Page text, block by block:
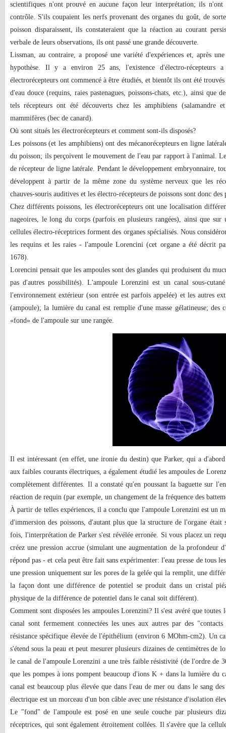
scientifiques n'ont prouvé en aucune façon leur interprétation; ils n'ont
contrôle. S'ils coupaient les nerfs provenant des organes du goût, de
poisson disparaissent, ils constateraient que la réaction au courant
verbale de leurs observations, ils ont passé une grande découverte.
Lissman, au contraire, a proposé une variété d'expériences et, après
hypothèse. Il y a environ 25 ans, l'existence d'électro-récepteurs
électrorécepteurs ont commencé à être étudiés, et bientôt ils ont été
d'eau douce (requins, raies pastenagues, poissons-chats, etc.), ainsi que
tels récepteurs ont été découverts chez les amphibiens (salamandre
mammifères (bec de canard).
Où sont situés les électrorécepteurs et comment sont-ils disposés?
Les poissons (et les amphibiens) ont des mécanorécepteurs en ligne
du poisson; ils perçoivent le mouvement de l'eau par rapport à l'animal.
de récepteur de ligne latérale. Pendant le développement embryonnaire,
développent à partir de la même zone du système nerveux que les
chauves-souris auditives et les électro-récepteurs de poissons sont donc des
Chez différents poissons, les électrorécepteurs ont une localisation
nageoires, le long du corps (parfois en plusieurs rangées), ainsi que sur
cellules électro-réceptrices forment des organes spécialisés. Nous
les requins et les raies - l'ampoule Lorencini (cet organe a été décrit
1678).
Lorencini pensait que les ampoules sont des glandes qui produisent du
pas d'autres possibilités). L'ampoule Lorenzini est un canal sous-
l'environnement extérieur (son entrée est parfois appelée) et les autres
(ampoule); la lumière du canal est remplie d'une masse gélatineuse; des
«fond» de l'ampoule sur une rangée.
Il est intéressant (en effet, une ironie du destin) que Parker, qui a d'abord
aux faibles courants électriques, a également étudié les ampoules de
complètement différentes. Il a constaté qu'en poussant la baguette sur
réaction de requin (par exemple, un changement de la fréquence des
À partir de telles expériences, il a conclu que l'ampoule Lorenzini est un
d'immersion des poissons, d'autant plus que la structure de l'organe
fois, l'interprétation de Parker s'est révélée erronée. Si vous placez un
créez une pression accrue (simulant une augmentation de la
répond pas - et cela peut être fait sans expérimenter: l'eau presse de tous
une pression uniquement sur les pores de la gelée qui la remplit, une
la façon dont une différence de potentiel se produit dans un cristal
physique de la différence de potentiel dans le canal soit différent).
Comment sont disposées les ampoules Lorenzini? Il s'est avéré que
canal sont fermement connectées les unes aux autres par des
résistance spécifique élevée de l'épithélium (environ 6 MOhm-cm2). Un
s'étend sous la peau et peut mesurer plusieurs dizaines de centimètres de
le canal de l'ampoule Lorenzini a une très faible résistivité (de l'ordre de
que les pompes à ions pompent beaucoup d'ions K + dans la lumière du
canal est beaucoup plus élevée que dans l'eau de mer ou dans le sang
électrique est un morceau d'un bon câble avec une résistance d'isolation
Le "fond" de l'ampoule est posé en une seule couche par plusieurs
réceptrices, qui sont également étroitement collées. Il s'avère que la